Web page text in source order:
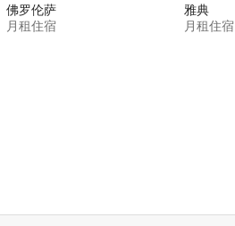
佛罗伦萨
月租住宿
雅典
月租住宿